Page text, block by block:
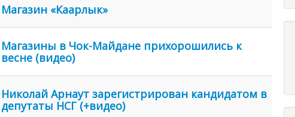
Магазин «Каарлык»
Магазины в Чок-Майдане прихорошились к
весне (видео)
Николай Арнаут зарегистрирован кандидатом в
депутаты НСГ (+видео)